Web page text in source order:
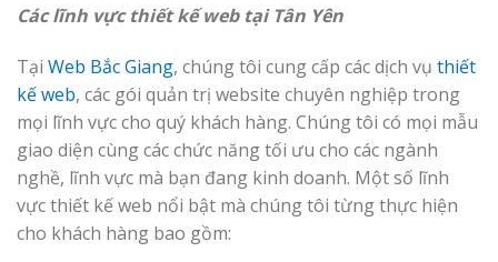
Các lĩnh vực thiết kế web tại Tân Yên
Tại Web Bắc Giang, chúng tôi cung cấp các dịch vụ thiết
kế web, các gói quản trị website chuyên nghiệp trong
mọi lĩnh vực cho quý khách hàng. Chúng tôi có mọi mẫu
giao diện cùng các chức năng tối ưu cho các ngành
nghề, lĩnh vực mà bạn đang kinh doanh. Một số lĩnh
vực thiết kế web nổi bật mà chúng tôi từng thực hiện
cho khách hàng bao gồm: